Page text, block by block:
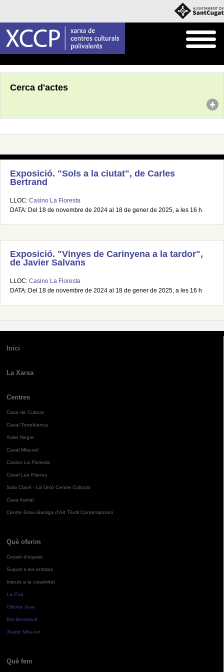
Cerca d'actes
Exposició. "Sols a la ciutat", de Carles
Bertrand
LLOC: Casino La Floresta
DATA: Del 18 de novembre de 2024 al 18 de gener de 2025, a les 16 h
Exposició. "Vinyes de Carinyena a la tardor",
de Javier Salvans
LLOC: Casino La Floresta
DATA: Del 18 de novembre de 2024 al 18 de gener de 2025, a les 16 h
Inici
La Xarxa
Centres
Casa de Cultura
Casal Torreblanca
Xalet Negre
Casal Mira-sol
Casino La Floresta
Casal Les Planes
Sala Clavé - La Unió Centre Cultural
Casa Aymat
Centre Grau-Garriga d'Art Tèxtil Contemporani
Què oferim
Cessió d'espais
Suport a les entitats
Impuls a la creativitat
La Pua
Oficina Jove
Bar Bocamoll
Teatre Mira-sol
Què fem